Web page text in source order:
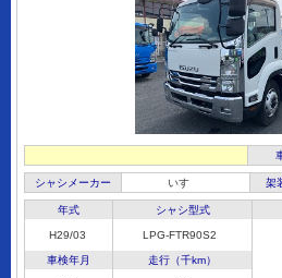
シャシメーカー いすゞ 架
年式 シャシ型式
H29/03 LPG-FTR90S2
車検年月 走行（千km）